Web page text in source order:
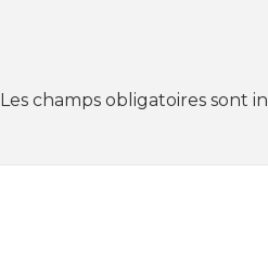
Les champs obligatoires sont